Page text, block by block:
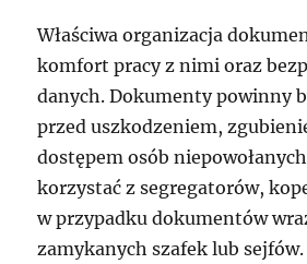
Właściwa organizacja
komfort pracy z nimi oraz
danych. Dokumenty powinny
przed uszkodzeniem,
dostępem osób
korzystać z segregatorów,
w przypadku dokumentów
zamykanych szafek lub sejfów.